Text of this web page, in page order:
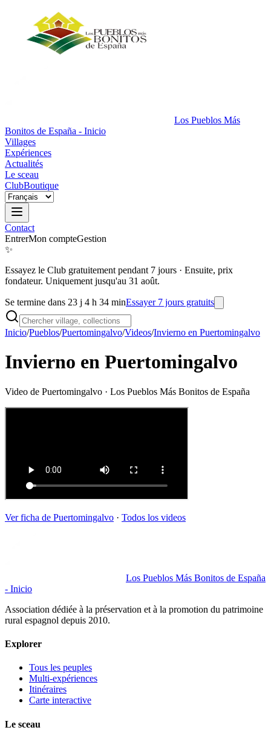
Los Pueblos Más
Bonitos de España - Inicio
Villages
Expériences
Actualités
Le sceau
ClubBoutique
Contact
EntrerMon compteGestion
✨
Essayez le Club gratuitement pendant 7 jours · Ensuite, prix
fondateur. Uniquement jusqu'au 31 août.
Se termine dans 23 j 4 h 34 minEssayer 7 jours gratuits
Inicio/Pueblos/Puertomingalvo/Videos/Invierno en Puertomingalvo
Invierno en Puertomingalvo
Video de Puertomingalvo · Los Pueblos Más Bonitos de España
Ver ficha de Puertomingalvo · Todos los videos
Los Pueblos Más Bonitos de España
- Inicio
Association dédiée à la préservation et à la promotion du patrimoine
rural espagnol depuis 2010.
Explorer
Tous les peuples
Multi-expériences
Itinéraires
Carte interactive
Le sceau